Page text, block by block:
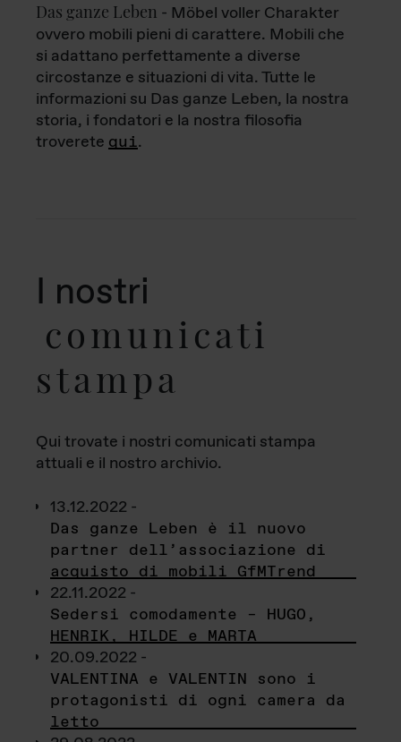
Das ganze Leben - Möbel voller Charakter
ovvero mobili pieni di carattere. Mobili che
si adattano perfettamente a diverse
circostanze e situazioni di vita. Tutte le
informazioni su Das ganze Leben, la nostra
storia, i fondatori e la nostra filosofia
troverete qui.
I nostri
comunicati
stampa
Qui trovate i nostri comunicati stampa
attuali e il nostro archivio.
13.12.2022 -
Das ganze Leben è il nuovo
partner dell’associazione di
acquisto di mobili GfMTrend
22.11.2022 -
Sedersi comodamente – HUGO,
HENRIK, HILDE e MARTA
20.09.2022 -
VALENTINA e VALENTIN sono i
protagonisti di ogni camera da
letto